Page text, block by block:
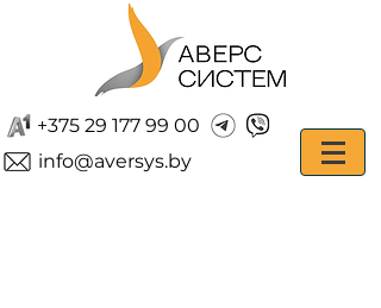
+375 29 177 99 00
info@aversys.by